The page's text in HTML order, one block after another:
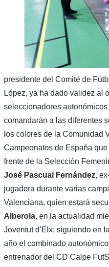
presidente del Comité de
López, ya ha dado validez al
seleccionadores
comandarán a las diferentes
los colores de la Comunidad
Campeonatos de España que
frente de la Selección
José Pascual Fernández,
jugadora durante varias
Valenciana, quien estará
Alberola, en la actualidad
Joventut d’Elx; siguiendo en
año el combinado
entrenador del CD Calpe